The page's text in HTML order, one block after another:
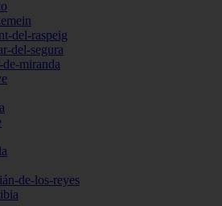
del-raspeig
del-segura
miranda
de-los-reyes